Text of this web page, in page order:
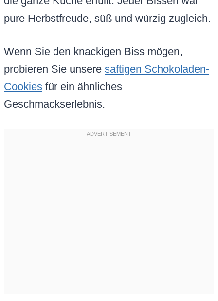
pure Herbstfreude, süß und würzig zugleich.
Wenn Sie den knackigen Biss mögen,
probieren Sie unsere saftigen Schokoladen-
Cookies für ein ähnliches
Geschmackserlebnis.